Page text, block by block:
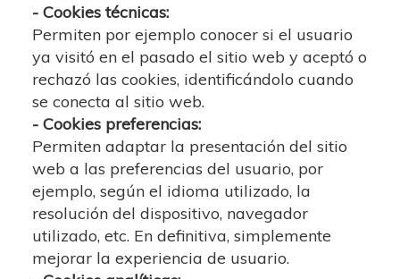
- Cookies técnicas:
Permiten por ejemplo conocer si el usuario
ya visitó en el pasado el sitio web y aceptó o
rechazó las cookies, identificándolo cuando
se conecta al sitio web.
- Cookies preferencias:
Permiten adaptar la presentación del sitio
web a las preferencias del usuario, por
ejemplo, según el idioma utilizado, la
resolución del dispositivo, navegador
utilizado, etc. En definitiva, simplemente
mejorar la experiencia de usuario.